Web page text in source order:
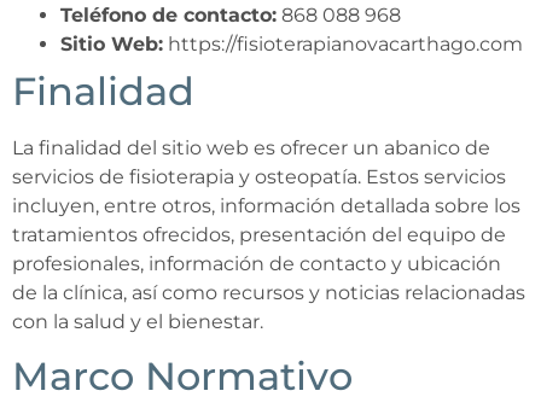
Teléfono de contacto: 868 088 968
Sitio Web: https://fisioterapianovacarthago.com
Finalidad
La finalidad del sitio web es ofrecer un abanico de
servicios de fisioterapia y osteopatía. Estos servicios
incluyen, entre otros, información detallada sobre los
tratamientos ofrecidos, presentación del equipo de
profesionales, información de contacto y ubicación
de la clínica, así como recursos y noticias relacionadas
con la salud y el bienestar.
Marco Normativo